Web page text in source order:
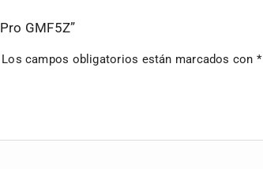
GMF5Z”
Los campos obligatorios están marcados con *